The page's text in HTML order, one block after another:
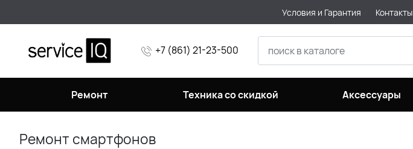
Условия и Гарантия Контакты
+7 (861) 21-23-500
Ремонт Техника со скидкой Аксессуары
Ремонт смартфонов